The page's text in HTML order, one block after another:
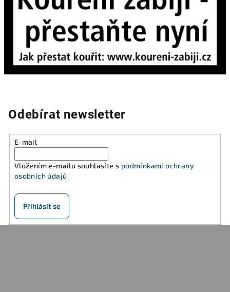
a
c
í
p
r
v
s
Odebírat newsletter
E-mail
Vložením e-mailu souhlasíte s podmínkami ochrany
osobních údajů
Přihlásit se